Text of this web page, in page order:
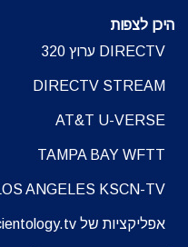
היכן לצפות
DIRECTV ערוץ 320
DIRECTV STREAM
AT&T U-VERSE
TAMPA BAY WFTT
LOS ANGELES KSCN-TV
אפליקציות של Scientology.tv